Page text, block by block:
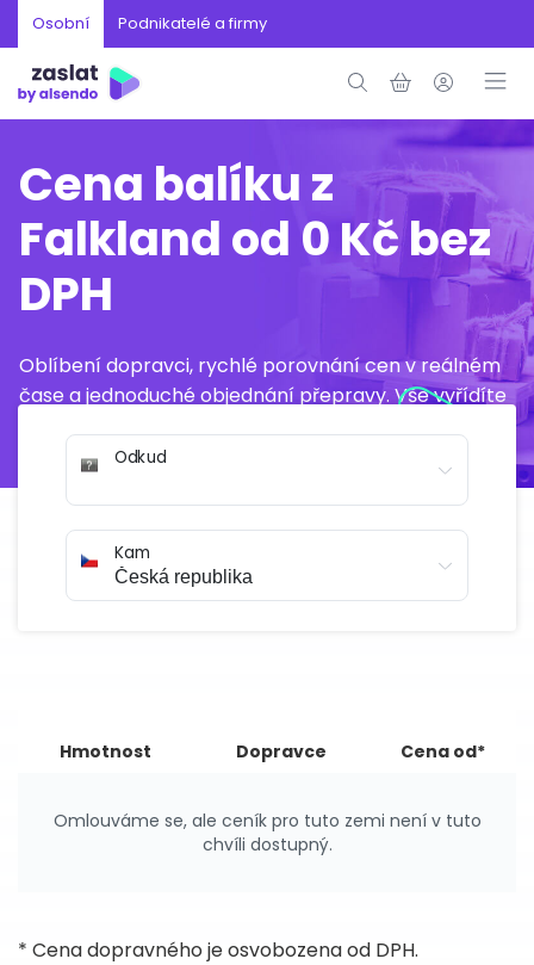
Osobní Podnikatelé a firmy
Cena balíku z
Falkland od 0 Kč bez
DPH
Oblíbení dopravci, rychlé porovnání cen v reálném
čase a jednoduché objednání přepravy. Vše vyřídíte
Odkud
Kam
Hmotnost Dopravce Cena od*
Omlouváme se, ale ceník pro tuto zemi není v tuto
chvíli dostupný.
* Cena dopravného je osvobozena od DPH.